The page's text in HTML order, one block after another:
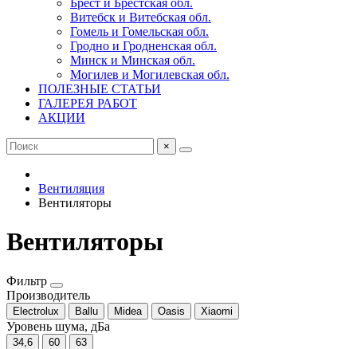
Брест и Брестская обл.
Витебск и Витебская обл.
Гомель и Гомельская обл.
Гродно и Гродненская обл.
Минск и Минская обл.
Могилев и Могилевская обл.
ПОЛЕЗНЫЕ СТАТЬИ
ГАЛЕРЕЯ РАБОТ
АКЦИИ
×
Вентиляция
Вентиляторы
Вентиляторы
Фильтр
Производитель
Electrolux Ballu Midea Oasis Xiaomi
Уровень шума, дБа
34,6 60 63